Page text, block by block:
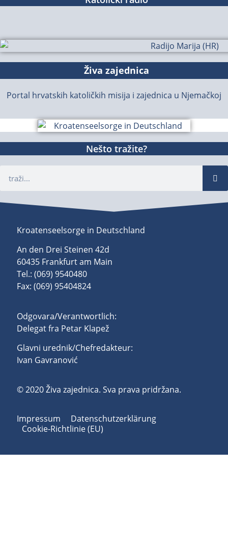
Živa zajednica
Portal hrvatskih katoličkih misija i zajednica u Njemačkoj
Nešto tražite?
Kroatenseelsorge in Deutschland
An den Drei Steinen 42d
60435 Frankfurt am Main
Tel.: (069) 9540480
Fax: (069) 95404824
Odgovara/Verantwortlich:
Delegat fra Petar Klapež
Glavni urednik/Chefredakteur:
Ivan Gavranović
© 2020 Živa zajednica. Sva prava pridržana.
Impressum
Datenschutzerklärung
Cookie-Richtlinie (EU)